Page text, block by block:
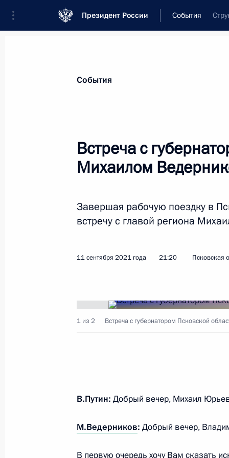
Президент России События
Новости
Все материалы
Послания Федеральному Собранию
Заявления по важнейшим вопросам
Речи и обращения
15 сентября 2021 года, среда
Совещание с постоянными
14 сентября 2021 года, вторник
Встреча с губернатором
Дюминым
14 сентября 2021 года, 18:00 Московская
События
Встреча с
Михаилом
Завершая рабочую поездку в
встречу с главой региона
11 сентября 2021 года 21:20 Псковская
1 из 2 Встреча с губернатором Псковской
В.Путин: Добрый вечер, Михаил
М.Ведерников: Добрый вечер,
В первую очередь хочу Вам сказать